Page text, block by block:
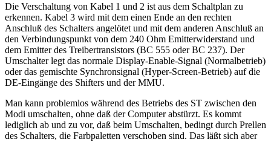
Die Verschaltung von Kabel 1 und 2 ist aus dem Schaltplan zu
erkennen. Kabel 3 wird mit dem einen Ende an den rechten
Anschluß des Schalters angelötet und mit dem anderen Anschluß an
den Verbindungspunkt von dem 240 Ohm Emitterwiderstand und
dem Emitter des Treibertransistors (BC 555 oder BC 237). Der
Umschalter legt das normale Display-Enable-Signal (Normalbetrieb)
oder das gemischte Synchronsignal (Hyper-Screen-Betrieb) auf die
DE-Eingänge des Shifters und der MMU.
Man kann problemlos während des Betriebs des ST zwischen den
Modi umschalten, ohne daß der Computer abstürzt. Es kommt
lediglich ab und zu vor, daß beim Umschalten, bedingt durch Prellen
des Schalters, die Farbpaletten verschoben sind. Das läßt sich aber